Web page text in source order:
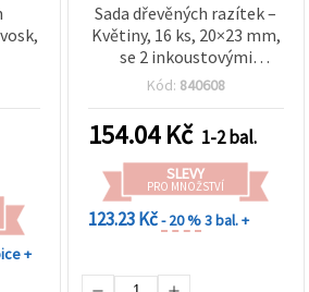
+
Sada dřevěných razítek –
Květiny, 16 ks, 20×23 mm,
se 2 inkoustovými
polštářky (2 barvy), 34×34
Kód: 840608
154.04Kč 1-2 bal.
SLEVY
PRO MNOŽSTVÍ
123.23 Kč- 20 %3 bal. +